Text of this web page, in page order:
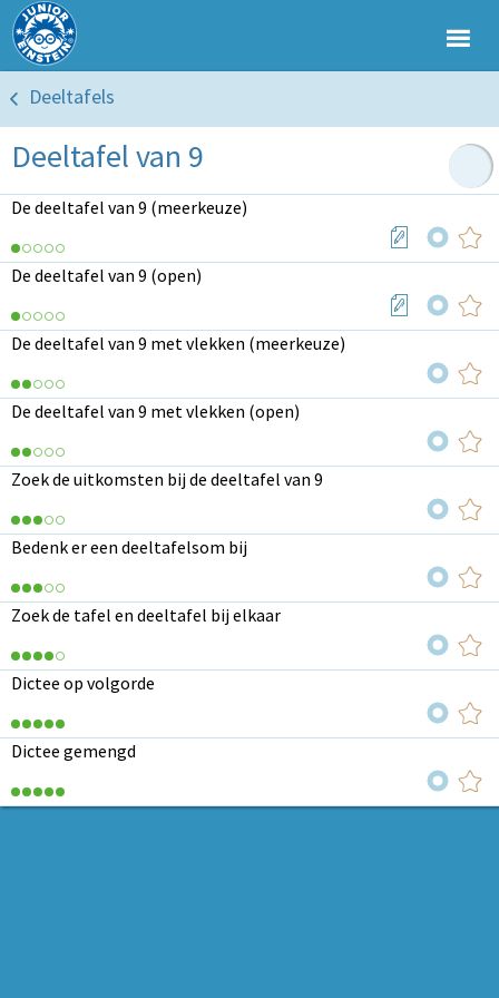
Deeltafels
Deeltafel van 9
De deeltafel van 9 (meerkeuze)
De deeltafel van 9 (open)
De deeltafel van 9 met vlekken (meerkeuze)
De deeltafel van 9 met vlekken (open)
Zoek de uitkomsten bij de deeltafel van 9
Bedenk er een deeltafelsom bij
Zoek de tafel en deeltafel bij elkaar
Dictee op volgorde
Dictee gemengd